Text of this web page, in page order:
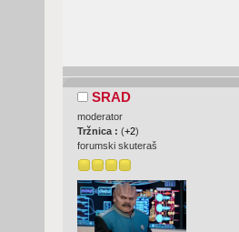
SRAD
moderator
Tržnica : (+2)
forumski skuteraš